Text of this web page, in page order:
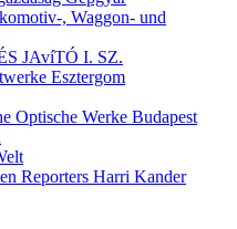
, Waggon- und
JAvíTÓ I. SZ.
Esztergom
Optische Werke Budapest
Reporters Harri Kander